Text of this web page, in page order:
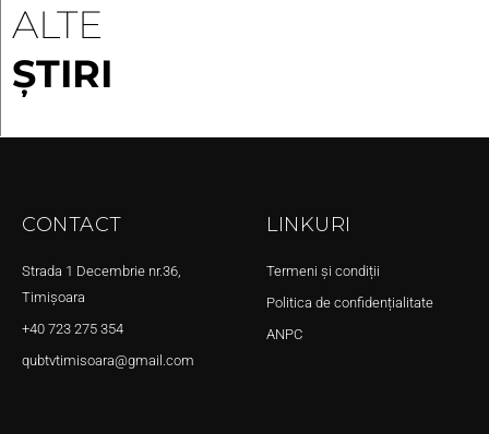
ALTE
ȘTIRI
CONTACT
Strada 1 Decembrie nr.36,
Timișoara
+40 723 275 354
qubtvtimisoara@gmail.com
LINKURI
Termeni și condiții
Politica de confidențialitate
ANPC